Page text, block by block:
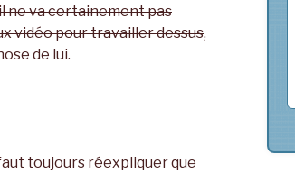
ne va certainement pas
vidéo pour travailler dessus,
de lui.
toujours réexpliquer que